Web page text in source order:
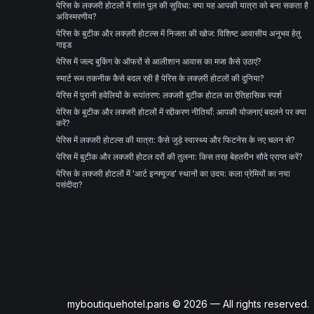
पेरिस के लक्जरी होटलों में शांत पूल की सुविधा: क्या यह आपकी यात्रा को बना सकता है
अविस्मरणीय?
पेरिस के बुटीक और लक्ज़री होटल्स में निजता की खोज: विशिष्ट आवासीय अनुभव हेतु
गाइड
पेरिस में जल्द बुकिंग के ऑफरों से आलीशान आवास का मजा कैसे उठाएं?
स्मार्ट रूम तकनीक कैसे बदल रही है पेरिस के लक्ज़री होटलों की दुनिया?
पेरिस में पुरानी हवेलियों के रूपांतरण: लक्जरी बुटीक होटल का ऐतिहासिक स्पर्श
पेरिस के बुटीक और लक्जरी होटलों में रद्दीकरण नीतियाँ: आपकी योजनाएं बदलने पर क्या
करें?
पेरिस में लक्जरी होटल्स की यात्रा: कैसे जुड़े स्वास्थ्य और फिटनेस के नए चलन से?
पेरिस में बुटीक और लक्जरी होटल दरों की तुलना: किस तरह बेहतरीन सौदे प्राप्त करें?
पेरिस के लक्जरी होटलों में 'आर्ट इन्फ्यूज्ड' स्थानों का उदय: कला प्रेमियों का नया
पसंदीदा?
myboutiquehotel.paris © 2026 — All rights reserved.